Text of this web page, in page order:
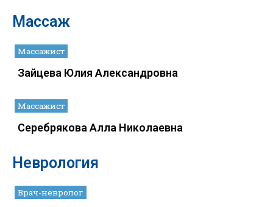
Массаж
Массажист
Зайцева Юлия Александровна
Массажист
Серебрякова Алла Николаевна
Неврология
Врач-невролог